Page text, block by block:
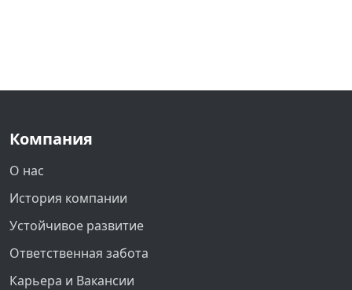
Компания
О нас
История компании
Устойчивое развитие
Ответственная забота
Карьера и Вакансии